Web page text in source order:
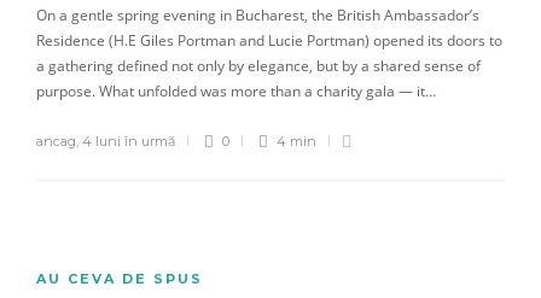
On a gentle spring evening in Bucharest, the British Ambassador’s
Residence (H.E Giles Portman and Lucie Portman) opened its doors to
a gathering defined not only by elegance, but by a shared sense of
purpose. What unfolded was more than a charity gala — it…
ancag, 4 luni în urmă 0 4 min
AU CEVA DE SPUS